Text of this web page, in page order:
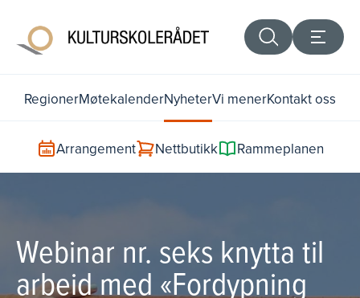
RegionerMøtekalenderNyheterVi menerKontakt oss
Arrangement Nettbutikk Rammeplanen
Webinar nr. seks knytta til
arbeid med «Fordypning